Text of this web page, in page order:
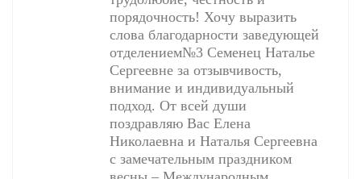
порядочность! Хочу выразить
слова благодарности заведующей
отделением№3 Семенец Наталье
Сергеевне за отзывчивость,
внимание и индивидуальный
подход. От всей души
поздравляю Вас Елена
Николаевна и Наталья Сергеевна
с замечательным праздником